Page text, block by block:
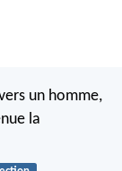
un homme,
la